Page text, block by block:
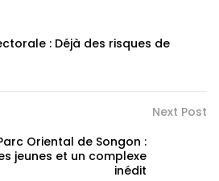
: Déjà des risques de
Next Post
Oriental de Songon :
jeunes et un complexe
inédit